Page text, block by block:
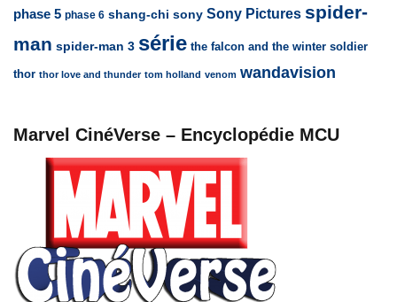
phase 5 phase 6 shang-chi sony Sony Pictures spider-
man spider-man 3 série the falcon and the winter soldier
thor thor love and thunder tom holland venom wandavision
Marvel CinéVerse – Encyclopédie MCU